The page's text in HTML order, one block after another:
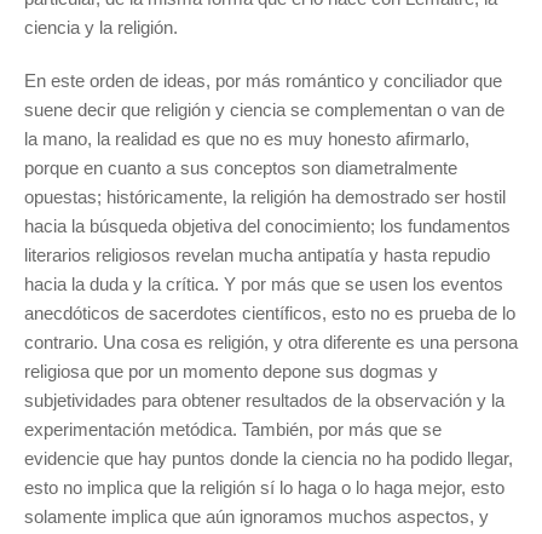
ciencia y la religión.
En este orden de ideas, por más romántico y conciliador que
suene decir que religión y ciencia se complementan o van de
la mano, la realidad es que no es muy honesto afirmarlo,
porque en cuanto a sus conceptos son diametralmente
opuestas; históricamente, la religión ha demostrado ser hostil
hacia la búsqueda objetiva del conocimiento; los fundamentos
literarios religiosos revelan mucha antipatía y hasta repudio
hacia la duda y la crítica. Y por más que se usen los eventos
anecdóticos de sacerdotes científicos, esto no es prueba de lo
contrario. Una cosa es religión, y otra diferente es una persona
religiosa que por un momento depone sus dogmas y
subjetividades para obtener resultados de la observación y la
experimentación metódica. También, por más que se
evidencie que hay puntos donde la ciencia no ha podido llegar,
esto no implica que la religión sí lo haga o lo haga mejor, esto
solamente implica que aún ignoramos muchos aspectos, y